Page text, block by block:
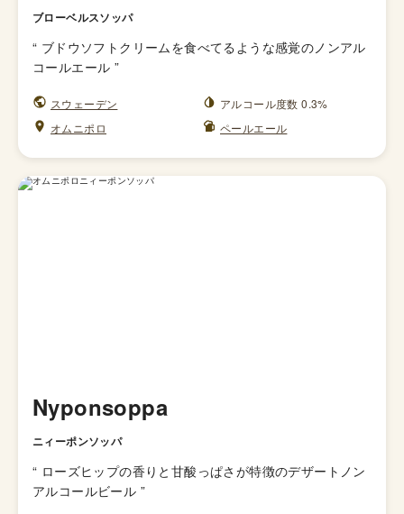
ブローベルスソッパ
“ ブドウソフトクリームを食べてるような感覚のノンアル
コールエール ”
スウェーデン
アルコール度数 0.3%
オムニポロ
ペールエール
Nyponsoppa
ニィーポンソッパ
“ ローズヒップの香りと甘酸っぱさが特徴のデザートノン
アルコールビール ”